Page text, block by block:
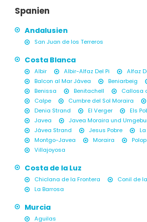
Spanien
Andalusien
San Juan de los Terreros
Costa Blanca
Albir Albir-Alfaz Del Pi Alfaz
Balcon al Mar Jávea
Beniarbeig
Benissa
Benitachell
Callosa
Calpe
Cumbre del Sol Moraira
Denia Strand
El Verger Els
Javea
Javea Moraira und
Jávea Strand
Jesus Pobre
Montgo-Javea
Moraira Polop
Villajoyosa
Costa de la Luz
Chiclana de la Frontera
Conil de
La Barrosa
Murcia
Aguilas